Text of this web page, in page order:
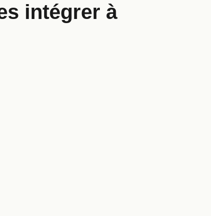
intégrer à